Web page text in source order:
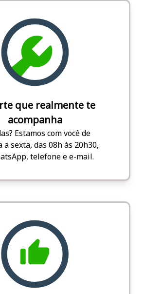
que realmente te
acompanha
Estamos com você de
a sexta, das 08h às 20h30,
telefone e e-mail.